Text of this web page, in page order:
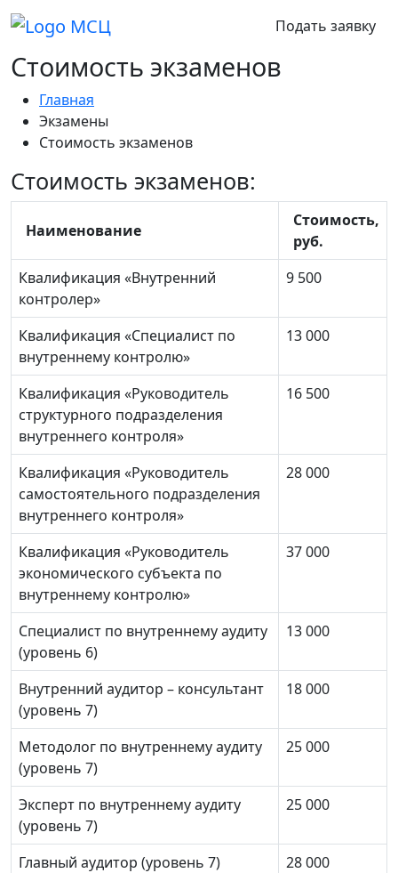
Подать заявку
Стоимость экзаменов
Главная
Экзамены
Стоимость экзаменов
Стоимость экзаменов:
Наименование
Стоимость,
руб.
Квалификация «Внутренний
контролер»
9 500
Квалификация «Специалист по
внутреннему контролю»
13 000
Квалификация «Руководитель
структурного подразделения
внутреннего контроля»
16 500
Квалификация «Руководитель
самостоятельного подразделения
внутреннего контроля»
28 000
Квалификация «Руководитель
экономического субъекта по
внутреннему контролю»
37 000
Специалист по внутреннему аудиту
(уровень 6)
13 000
Внутренний аудитор – консультант
(уровень 7)
18 000
Методолог по внутреннему аудиту
(уровень 7)
25 000
Эксперт по внутреннему аудиту
(уровень 7)
25 000
Главный аудитор (уровень 7)
28 000